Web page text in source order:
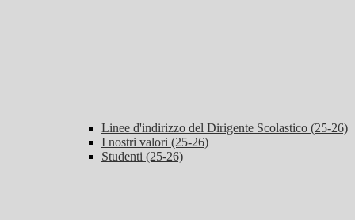
Linee d'indirizzo del Dirigente Scolastico (25-26)
I nostri valori (25-26)
Studenti (25-26)